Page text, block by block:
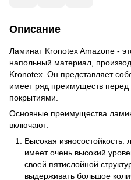
Описание
Ламинат Kronotex Amazone -
напольный материал,
Kronotex. Он представляет
имеет ряд преимуществ
покрытиями.
Основные преимущества
включают:
Высокая
имеет очень высокий
своей пятислойной
выдерживать большое